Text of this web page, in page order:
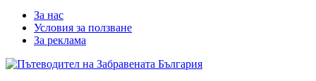
За нас
Условия за ползване
За реклама